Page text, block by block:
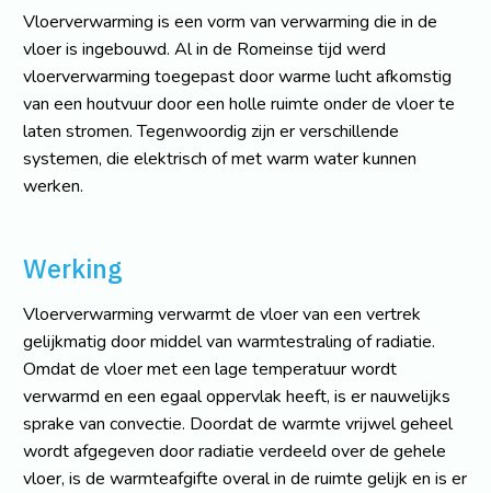
Vloerverwarming is een vorm van verwarming die in de
vloer is ingebouwd. Al in de Romeinse tijd werd
vloerverwarming toegepast door warme lucht afkomstig
van een houtvuur door een holle ruimte onder de vloer te
laten stromen. Tegenwoordig zijn er verschillende
systemen, die elektrisch of met warm water kunnen
werken.
Werking
Vloerverwarming verwarmt de vloer van een vertrek
gelijkmatig door middel van warmtestraling of radiatie.
Omdat de vloer met een lage temperatuur wordt
verwarmd en een egaal oppervlak heeft, is er nauwelijks
sprake van convectie. Doordat de warmte vrijwel geheel
wordt afgegeven door radiatie verdeeld over de gehele
vloer, is de warmteafgifte overal in de ruimte gelijk en is er